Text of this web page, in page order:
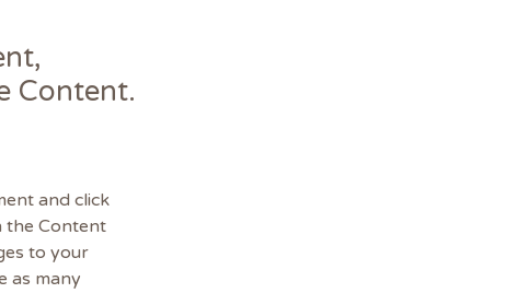
Content.
and click
the Content
to your
as many